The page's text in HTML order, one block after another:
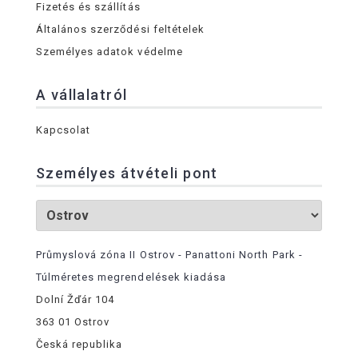
Fizetés és szállítás
Általános szerződési feltételek
Személyes adatok védelme
A vállalatról
Kapcsolat
Személyes átvételi pont
Průmyslová zóna II Ostrov - Panattoni North Park -
Túlméretes megrendelések kiadása
Dolní Žďár 104
363 01 Ostrov
Česká republika